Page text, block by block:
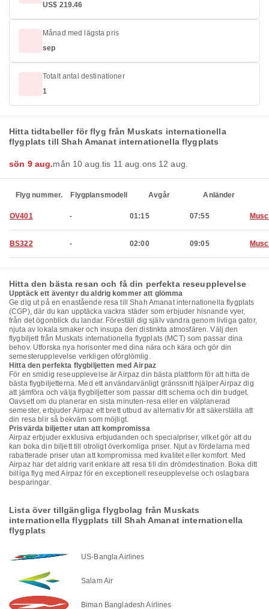
US$ 219.46
Månad med lägsta pris
sep
Totalt antal destinationer
1
Hitta tidtabeller för flyg från Muskats internationella
flygplats till Shah Amanat internationella flygplats
sön 9 aug.mån 10 aug. tis 11 aug. ons 12 aug.
Flyg nummer. Flygplansmodell Avgår Anländer
OV401 - 01:15 07:55
BS322 - 02:00 09:05
Hitta den bästa resan och få din perfekta reseupplevelse
Upptäck ett äventyr du aldrig kommer att glömma
Ge dig ut på en enastående resa till Shah Amanat internationella flygplats
(CGP), där du kan upptäcka vackra städer som erbjuder hisnande vyer,
från det ögonblick du landar. Föreställ dig själv vandra genom livliga gator,
njuta av lokala smaker och insupa den distinkta atmosfären. Välj den
flygbiljett från Muskats internationella flygplats (MCT) som passar dina
behov. Utforska nya horisonter med dina nära och kära och gör din
semesterupplevelse verkligen oförglömlig.
Hitta den perfekta flygbiljetten med Airpaz
För en smidig reseupplevelse är Airpaz din bästa plattform för att hitta de
bästa flygbiljetterna. Med ett användarvänligt gränssnitt hjälper Airpaz dig
att jämföra och välja flygbiljetter som passar ditt schema och din budget.
Oavsett om du planerar en sista minuten-resa eller en välplanerad
semester, erbjuder Airpaz ett brett utbud av alternativ för att säkerställa att
din resa blir så bekväm som möjligt.
Prisvärda biljetter utan att kompromissa
Airpaz erbjuder exklusiva erbjudanden och specialpriser, vilket gör att du
kan boka din biljett till otroligt överkomliga priser. Njut av fördelarna med
rabatterade priser utan att kompromissa med kvalitet eller komfort. Med
Airpaz har det aldrig varit enklare att resa till din drömdestination. Boka ditt
billiga flyg med Airpaz för en exceptionell reseupplevelse och oslagbara
besparingar.
Lista över tillgängliga flygbolag från Muskats
internationella flygplats till Shah Amanat internationella
flygplats
US-Bangla Airlines
Salam Air
Biman Bangladesh Airlines